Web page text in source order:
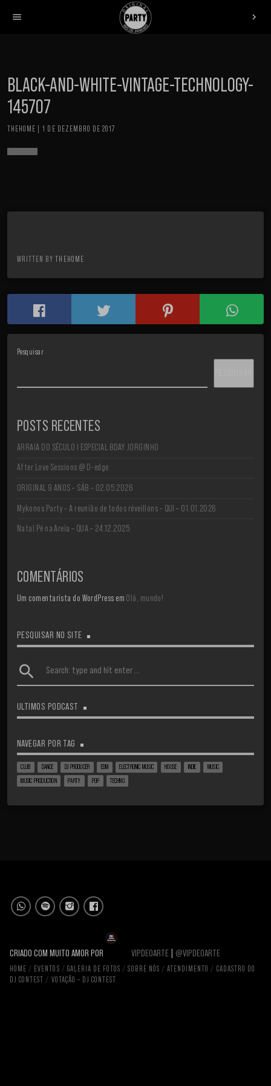
menu chevron_right
BLACK-AND-WHITE-VINTAGE-TECHNOLOGY-
145707
THEHOME | 1 DE DEZEMBRO DE 2017
WRITTEN BY THEHOME
Pesquisar
POSTS RECENTES
ARRAIA DO SÉCULO I ESPECIAL BDAY JORGINHO
After Love Sessions @ D-edge
ORIGINAL 9 ANOS – SÁB – 02.05.2026
Mykonos Party – A reunião de todos réveillons – QUI – 01.01.2026
Natal Pé na Areia – QUA – 24.12.2025
COMENTÁRIOS
Um comentarista do WordPress em Olá, mundo!
PESQUISAR NO SITE
search
ULTIMOS PODCAST
NAVEGAR POR TAG
CLUB DANCE DJ PRODUCER EDM ELECTRONIC MUSIC HOUSE INDIE MUSIC
MUSIC PRODUCTION PARTY POP TECHNO
CRIADO COM MUITO AMOR POR VIPDEOARTE @VIPDEOARTE
HOME EVENTOS GALERIA DE FOTOS SOBRE NÓS ATENDIMENTO
CADASTRO DO
DJ CONTEST
VOTAÇÃO – DJ CONTEST